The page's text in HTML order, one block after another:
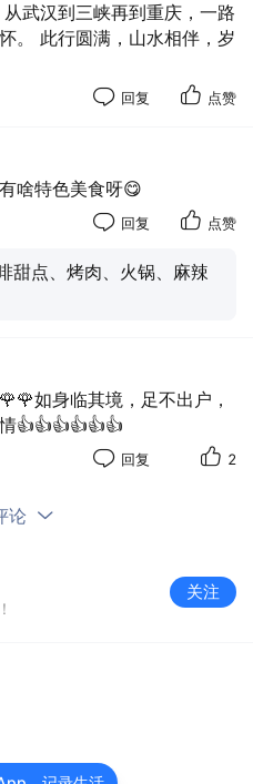
武汉到三峡再到重庆，一路
。 此行圆满，山水相伴，岁
回复 点赞
啥特色美食呀😋
回复 点赞
甜点、烤肉、火锅、麻辣
如身临其境，足不出户，
👍👍👍👍👍👍
回复 2
论
关注